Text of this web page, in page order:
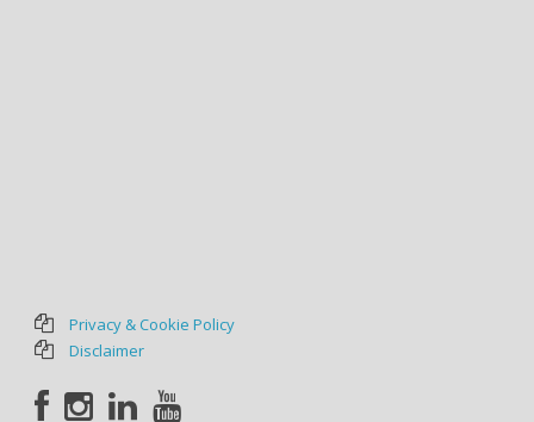
Privacy & Cookie Policy
Disclaimer